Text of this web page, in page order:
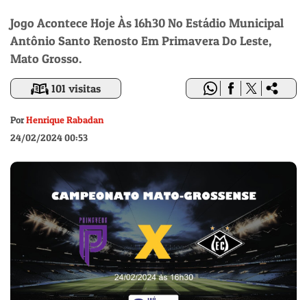
Jogo Acontece Hoje Às 16h30 No Estádio Municipal
Antônio Santo Renosto Em Primavera Do Leste,
Mato Grosso.
101 visitas
PorHenrique Rabadan
24/02/2024 00:53